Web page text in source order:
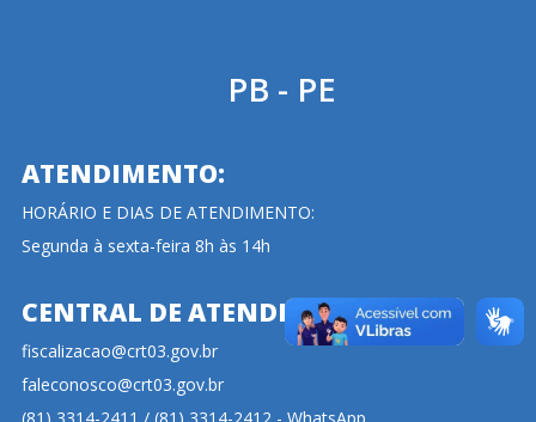
PB - PE
ATENDIMENTO:
HORÁRIO E DIAS DE ATENDIMENTO:
Segunda à sexta-feira 8h às 14h
CENTRAL DE ATENDIMENTO:
fiscalizacao@crt03.gov.br
faleconosco@crt03.gov.br